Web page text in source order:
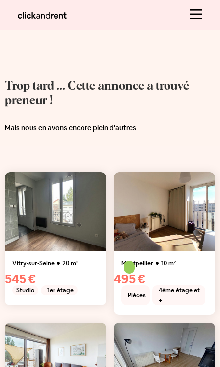
Trop tard ... Cette annonce a trouvé
preneur !
Mais nous en avons encore plein d'autres
Vitry-sur-Seine 20m²
545 €
Studio 1er étage
Montpellier 10m²
495 €
Pièces
4ème étage et
+